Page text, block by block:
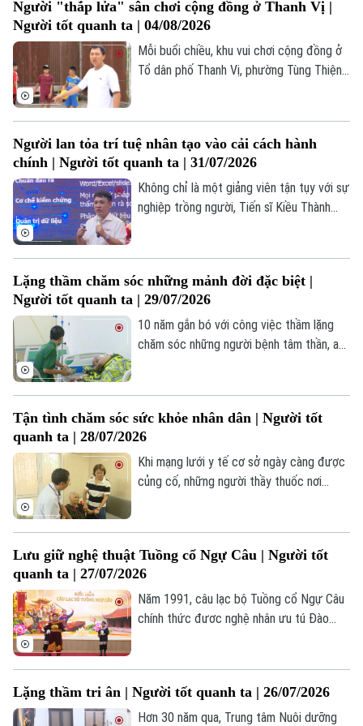
Theo dõi Hà Nội On
sản phẩm chỉn chu của Liforest là hành
trình vượt lên chính mình của những người
thợ rất đặc biệt.
Người "thắp lửa" sân chơi cộng đồng ở Thanh Vị |
Người tốt quanh ta | 04/08/2026
Mỗi buổi chiều, khu vui chơi cộng đồng ở
Tổ dân phố Thanh Vị, phường Tùng Thiện
tổ dân phố lại có thêm điểm gặp gỡ, giao
lưu sau những giờ lao động. Không gian
sinh hoạt chung khang trang này được
khơi nguồn từ ý tưởng của một người luôn
Người lan tỏa trí tuệ nhân tạo vào cải cách hành
chính | Người tốt quanh ta | 31/07/2026
Không chỉ là một giảng viên tận tụy với sự
nghiệp trồng người, Tiến sĩ Kiều Thành
phong đưa trí tuệ nhân tạo AI vào thực
tiễn hành chính công, tạo nên sức lan tỏa
sâu rộng từ Thủ đô đến nhiều tỉnh, thành
phố trên cả nước.
Lặng thầm chăm sóc những mảnh đời đặc biệt |
Người tốt quanh ta | 29/07/2026
10 năm gắn bó với công việc thầm lặng
chăm sóc những người bệnh tâm thần, anh
tận tụy kiên nhẫn, bao dung và yêu thương
vô điều kiện, chăm sóc từng người bệnh
như chính người thân của mình.
Tận tình chăm sóc sức khỏe nhân dân | Người tốt
quanh ta | 28/07/2026
Khi mạng lưới y tế cơ sở ngày càng được
củng cố, những người thầy thuốc nơi
lần khám bệnh, mà còn là sự sẻ chia, đồng
hành và gìn giữ sức khỏe cho cộng đồng.
Lưu giữ nghệ thuật Tuồng cổ Ngự Câu | Người tốt
quanh ta | 27/07/2026
Năm 1991, câu lạc bộ Tuồng cổ Ngự Câu
chính thức đươc nghệ nhân ưu tú Đào
Nghệ thuật Tuồng cổ ở Ngự Câu vẫn
được lưu truyền bởi những người đam mê
Lặng thầm tri ân | Người tốt quanh ta | 26/07/2026
Hơn 30 năm qua, Trung tâm Nuôi dưỡng